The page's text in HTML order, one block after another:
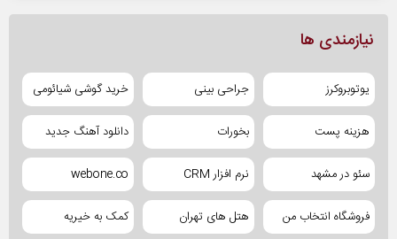
نیازمندی ها
یوتوبروکرز جراحی بینی خرید گوشی شیائومی
هزینه پست بخورات دانلود آهنگ جدید
سئو در مشهد نرم افزار CRM webone.co
فروشگاه انتخاب من هتل های تهران کمک به خیریه